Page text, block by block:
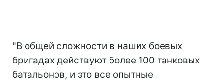
"В общей сложности в наших боевых
бригадах действуют более 100 танковых
батальонов, и это все опытные